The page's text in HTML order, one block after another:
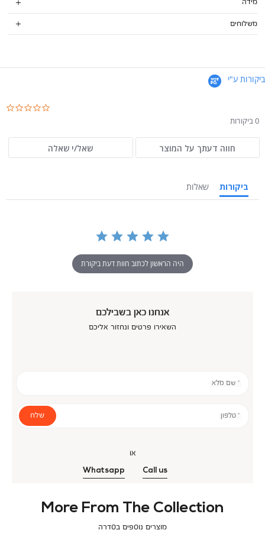
מידה
משלוחים
ביקורות ע"י
0 ביקורות
חווה דעתך על המוצר שאל/י שאלה
ביקורות שאלות
היה הראשון לכתוב חוות דעת ביקורת
אנחנו כאן בשבילכם
השאירו פרטים ונחזור אליכם
* שם מלא
* טלפון שלח
או
Call us
Whatsapp
More From The Collection
מוצרים נוספים בסדרה